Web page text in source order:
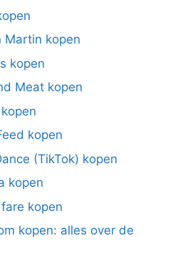
Martin kopen
kopen
Meat kopen
kopen
(TikTok) kopen
kopen
kopen
kopen: alles over de